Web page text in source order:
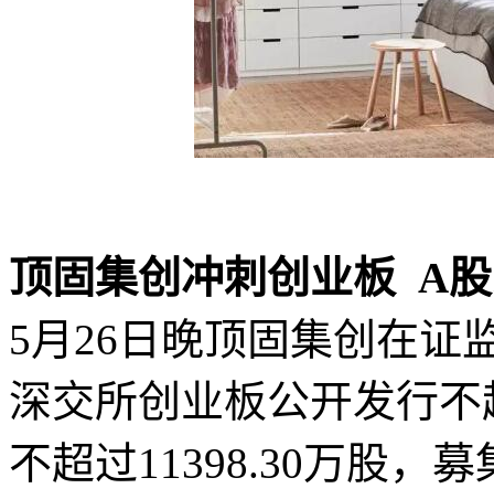
顶固集创冲刺创业板 A
5月26日晚顶固集创在证
深交所创业板公开发行
不超过11398.30万股，